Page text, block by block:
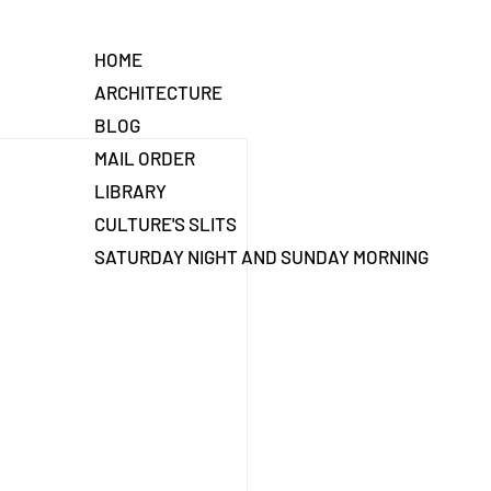
HOME
ARCHITECTURE
BLOG
MAIL ORDER
LIBRARY
CULTURE'S SLITS
SATURDAY NIGHT AND SUNDAY MORNING